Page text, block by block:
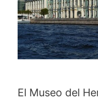
El Museo del